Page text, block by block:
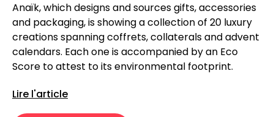
Anaïk, which designs and sources gifts, accessories
and packaging, is showing a collection of 20 luxury
creations spanning coffrets, collaterals and advent
calendars. Each one is accompanied by an Eco
Score to attest to its environmental footprint.
Lire l'article